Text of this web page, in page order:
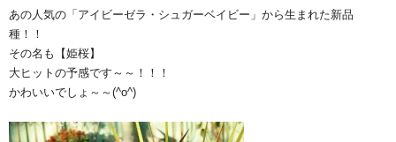
あの人気の「アイビーゼラ・シュガーベイビー」から生まれた新品
種！！
その名も【姫桜】
大ヒットの予感です～～！！！
かわいいでしょ～～(^o^)